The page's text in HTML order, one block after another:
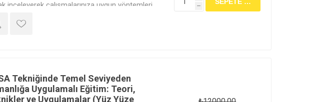
inceleyerek çalışmalarınıza uygun yöntemleri
h
Tekniğinde Temel Seviyeden
Uygulamalı Eğitim: Teori,
ve Uygulamalar (Yüz Yüze